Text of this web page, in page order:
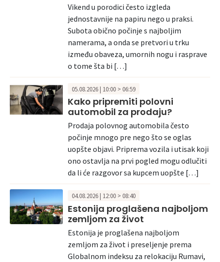
Vikend u porodici često izgleda
jednostavnije na papiru nego u praksi.
Subota obično počinje s najboljim
namerama, a onda se pretvori u trku
između obaveza, umornih nogu i rasprave
o tome šta bi […]
05.08.2026 | 10:00 > 06:59
Kako pripremiti polovni
automobil za prodaju?
Prodaja polovnog automobila često
počinje mnogo pre nego što se oglas
uopšte objavi. Priprema vozila i utisak koji
ono ostavlja na prvi pogled mogu odlučiti
da li će razgovor sa kupcem uopšte […]
04.08.2026 | 12:00 > 08:40
Estonija proglašena najboljom
zemljom za život
Estonija je proglašena najboljom
zemljom za život i preseljenje prema
Globalnom indeksu za relokaciju Rumavi,